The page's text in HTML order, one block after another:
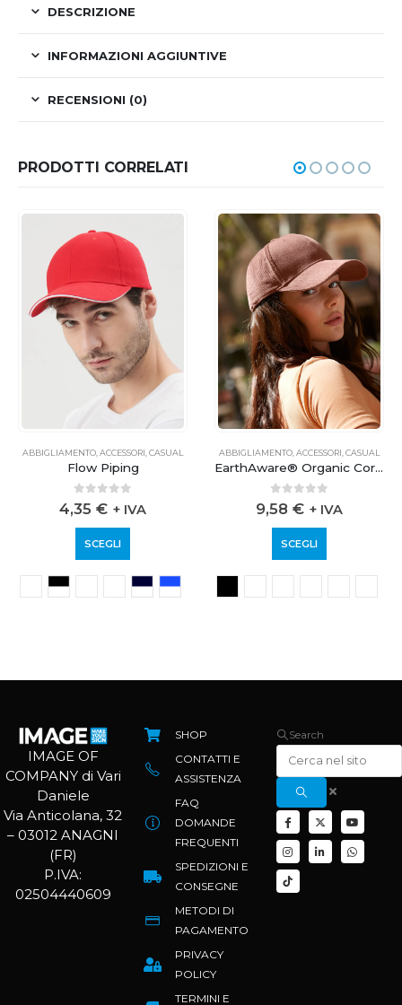
DESCRIZIONE
INFORMAZIONI AGGIUNTIVE
RECENSIONI (0)
PRODOTTI CORRELATI
ABBIGLIAMENTO, ACCESSORI CASUAL
Flow Piping
0out of 5
4,35 € + IVA
SCEGLI
ABBIGLIAMENTO, ACCESSORI CASUAL
EarthAware® Organic Cord Baseball Cap
0out of 5
9,58 € + IVA
SCEGLI
IMAGE OF
COMPANY di Vari
Daniele
Via Anticolana, 32
– 03012 ANAGNI
(FR)
P.IVA:
02504440609
SHOP
CONTATTI E
ASSISTENZA
FAQ
DOMANDE
FREQUENTI
SPEDIZIONI E
CONSEGNE
METODI DI
PAGAMENTO
PRIVACY
POLICY
TERMINI E
Search